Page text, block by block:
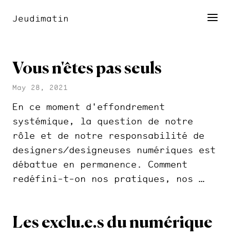
Jeudimatin
Vous n'êtes pas seuls
May 28, 2021
En ce moment d'effondrement
systémique, la question de notre
rôle et de notre responsabilité de
designers/designeuses numériques est
débattue en permanence. Comment
redéfini-t-on nos pratiques, nos …
Les exclu.e.s du numérique